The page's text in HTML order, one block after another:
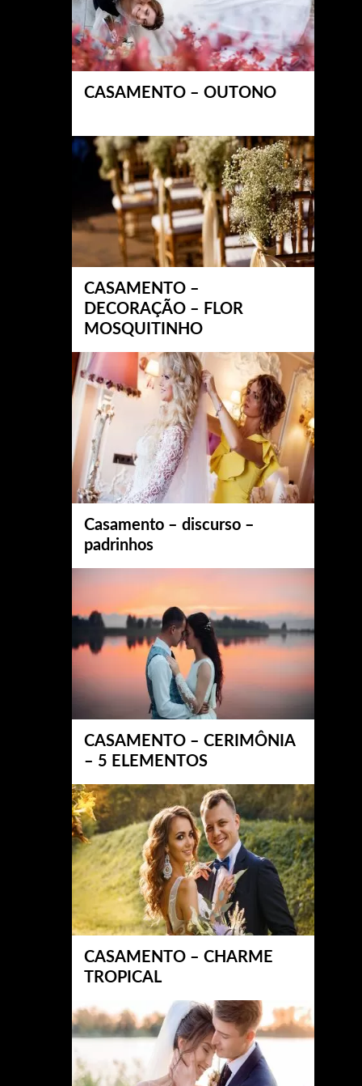
CASAMENTO – OUTONO
CASAMENTO –
DECORAÇÃO – FLOR
MOSQUITINHO
Casamento – discurso –
padrinhos
CASAMENTO – CERIMÔNIA
– 5 ELEMENTOS
CASAMENTO – CHARME
TROPICAL